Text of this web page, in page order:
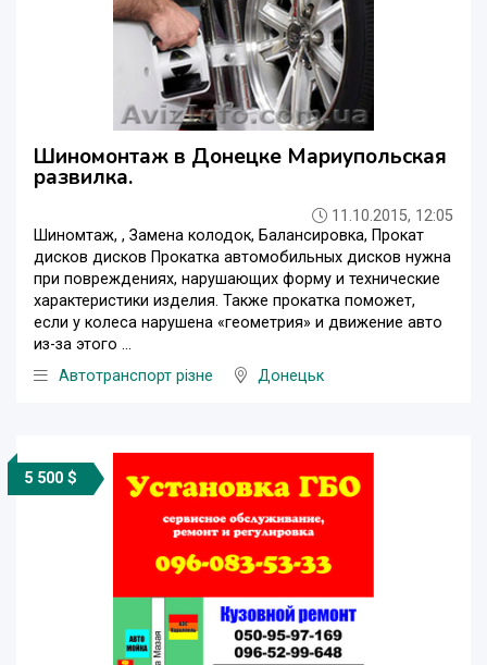
Шиномонтаж в Донецке Мариупольская
развилка.
11.10.2015, 12:05
Шиномтаж, , Замена колодок, Балансировка, Прокат
дисков дисков Прокатка автомобильных дисков нужна
при повреждениях, нарушающих форму и технические
характеристики изделия. Также прокатка поможет,
если у колеса нарушена «геометрия» и движение авто
из-за этого ...
Автотранспорт різне
Донецьк
5 500 $